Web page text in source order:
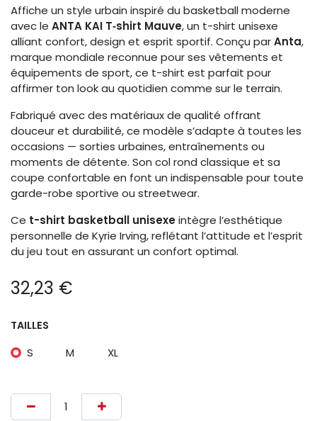
Affiche un style urbain inspiré du basketball moderne
avec le ANTA KAI T‑shirt Mauve, un t-shirt unisexe
alliant confort, design et esprit sportif. Conçu parAnta,
marque mondiale reconnue pour ses vêtements et
équipements de sport, ce t-shirt est parfait pour
affirmer ton look au quotidien comme sur le terrain.
Fabriqué avec des matériaux de qualité offrant
douceur et durabilité, ce modèle s’adapte à toutes les
occasions — sorties urbaines, entraînements ou
moments de détente. Son col rond classique et sa
coupe confortable en font un indispensable pour toute
garde-robe sportive ou streetwear.
Ce t-shirt basketball unisexeintègre l’esthétique
personnelle de Kyrie Irving, reflétant l’attitude et l’esprit
du jeu tout en assurant un confort optimal.
32,23 €
TAILLES
S M XL